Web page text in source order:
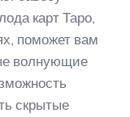
карт Таро,
поможет вам
волнующие
скрытые